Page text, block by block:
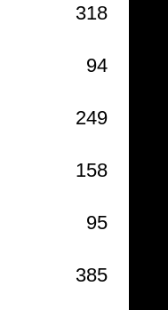
318
94
249
158
95
385